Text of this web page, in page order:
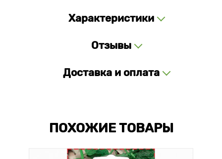
Характеристики
Отзывы
Доставка и оплата
ПОХОЖИЕ ТОВАРЫ